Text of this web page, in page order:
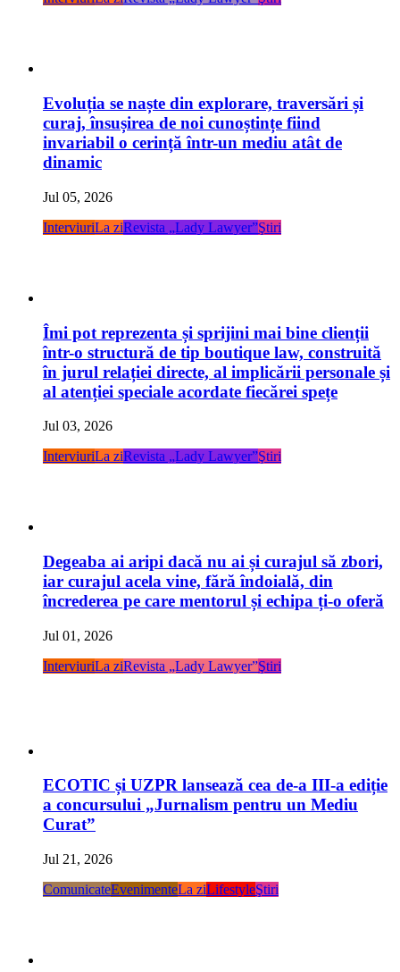
Evoluția se naște din explorare, traversări și
curaj, însușirea de noi cunoștințe fiind
invariabil o cerință într-un mediu atât de
dinamic
Jul 05, 2026
InterviuriLa ziRevista „Lady Lawyer”Ştiri
Îmi pot reprezenta și sprijini mai bine clienții
într-o structură de tip boutique law, construită
în jurul relației directe, al implicării personale și
al atenției speciale acordate fiecărei spețe
Jul 03, 2026
InterviuriLa ziRevista „Lady Lawyer”Ştiri
Degeaba ai aripi dacă nu ai și curajul să zbori,
iar curajul acela vine, fără îndoială, din
încrederea pe care mentorul și echipa ți-o oferă
Jul 01, 2026
InterviuriLa ziRevista „Lady Lawyer”Ştiri
ECOTIC și UZPR lansează cea de-a III-a ediție
a concursului „Jurnalism pentru un Mediu
Curat”
Jul 21, 2026
ComunicateEvenimenteLa ziLifestyleŞtiri